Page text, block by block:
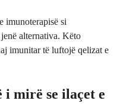
imunoterapisë si
alternativa. Këto
imunitar të luftojë qelizat e
i mirë se ilaçet e